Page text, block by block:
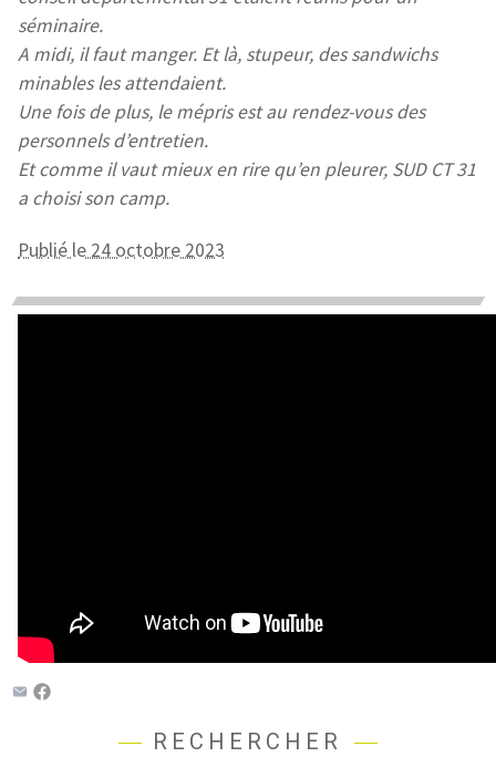
séminaire.
A midi, il faut manger. Et là, stupeur, des sandwichs
minables les attendaient.
Une fois de plus, le mépris est au rendez-vous des
personnels d’entretien.
Et comme il vaut mieux en rire qu’en pleurer, SUD CT 31
a choisi son camp.
Publié le 24 octobre 2023
RECHERCHER